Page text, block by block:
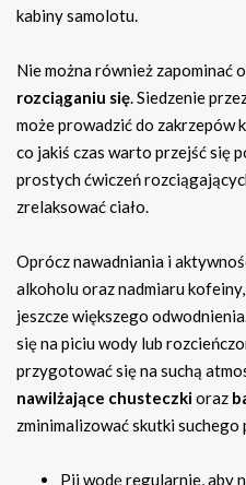
kabiny samolotu.
Nie można również zapominać o
rozciąganiu się. Siedzenie
może prowadzić do zakrzepów
co jakiś czas warto przejść się
prostych ćwiczeń
zrelaksować ciało.
Oprócz nawadniania i
alkoholu oraz nadmiaru
jeszcze większego
się na piciu wody lub
przygotować się na suchą
nawilżające chusteczkioraz
zminimalizować skutki
Pij wodę regularnie, aby